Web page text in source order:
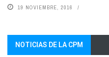
19 NOVIEMBRE, 2016
NOTICIAS DE LA CPM